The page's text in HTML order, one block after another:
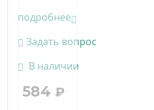
подробнее
Задать вопрос
В наличии
584 ₽